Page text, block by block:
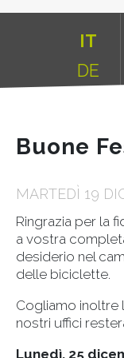
IT
DE
Buone
MARTEDÌ 19
Ringrazia per la
a vostra
desiderio nel
delle biciclette.
Cogliamo inoltre
nostri uffici
Lunedì, 25